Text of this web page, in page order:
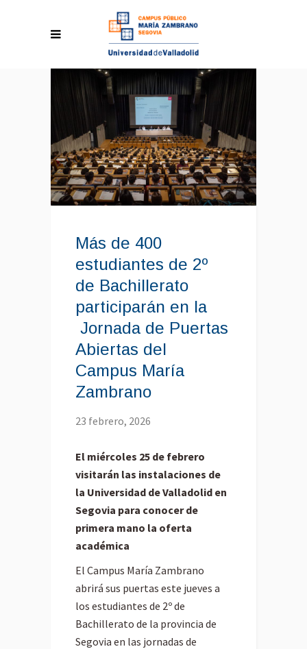
Más de 400
estudiantes de 2º
de Bachillerato
participarán en la
Jornada de Puertas
Abiertas del
Campus María
Zambrano
23 febrero, 2026
El miércoles 25 de febrero
visitarán las instalaciones de
la Universidad de Valladolid en
Segovia para conocer de
primera mano la oferta
académica
El Campus María Zambrano
abrirá sus puertas este jueves a
los estudiantes de 2º de
Bachillerato de la provincia de
Segovia en las jornadas de